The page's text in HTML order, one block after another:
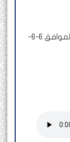
الجمعة 10 من ذي الحجة 1446هـ الموافق 6-6-